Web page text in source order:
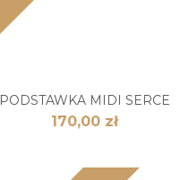
PODSTAWKA MIDI SERCE
170,00 zł